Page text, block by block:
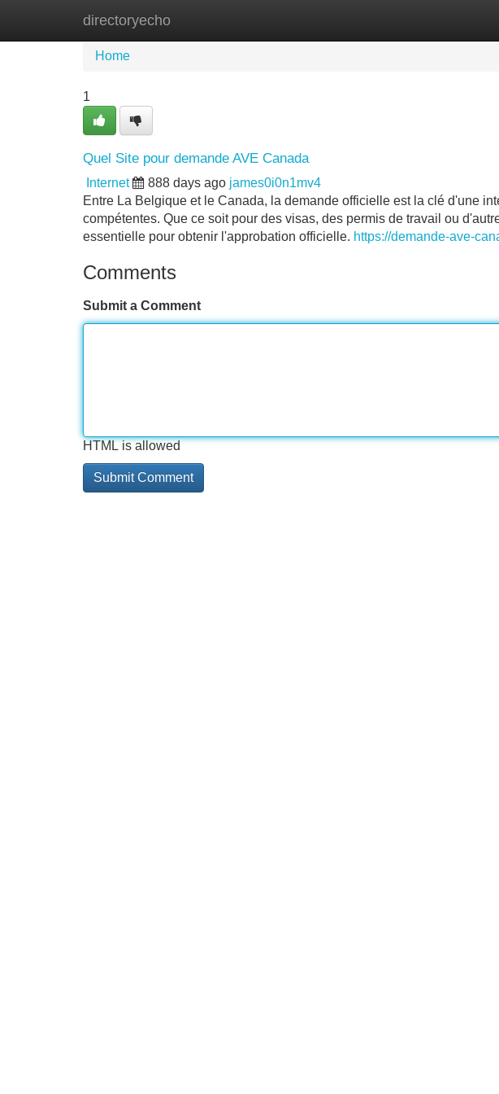
directoryecho
Home New Site Listings
Home
1
Quel Site pour demande AVE Canada
Internet 888 days ago james0i0n1mv4
Entre La Belgique et le Canada, la demande officielle est la clé d'une
compétentes. Que ce soit pour des visas, des permis de travail ou
essentielle pour obtenir l'approbation officielle. https://demande-ave-
Comments
Submit a Comment
HTML is allowed